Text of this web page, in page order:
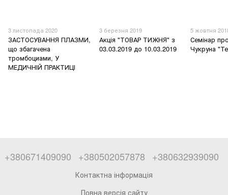
3 листопада 2020
ЗАСТОСУВАННЯ ПЛАЗМИ,
що збагачена
тромбоциами, У
МЕДИЧНІЙ ПРАКТИЦІ
3 березня 2019
Акція "ТОВАР ТИЖНЯ" з
03.03.2019 до 10.03.2019
5 жовтня
Семінар
Чукруна
+380671409090 +380502057878 +380632939090
Контактна інформація
Повна версія сайту